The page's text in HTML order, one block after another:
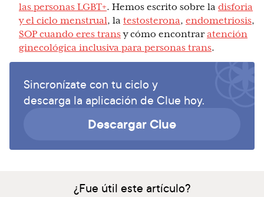
las personas LGBT+. Hemos escrito sobre la disforia
y el ciclo menstrual, la testosterona, endometriosis,
SOP cuando eres transy cómo encontraratención
ginecológica inclusiva para personas trans.
Sincronízate con tu ciclo y
descarga la aplicación de Clue hoy.
Descargar Clue
¿Fue útil este artículo?